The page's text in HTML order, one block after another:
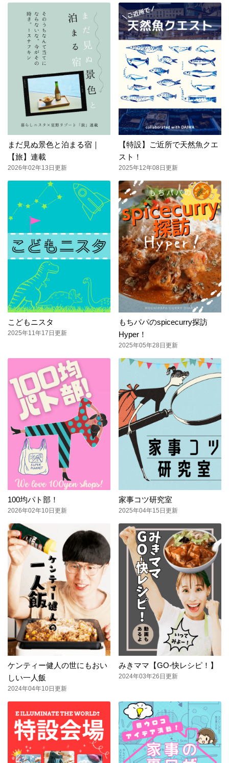
まだ見ぬ景色と泊まる宿｜
【旅】連載
2026年02年13日更新
【特設】ご近所で天然魚クエ
スト！
2025年12年08日更新
こどもニスタ
2025年11年17日更新
もちパパのspicecurry探訪
Hyper！
2025年05年28日更新
100均パト部！
2026年02年10日更新
家事コツ研究室
2025年04年15日更新
ケンティー健人の世にもおい
しい一人飯
2024年04年10日更新
みきママ【GO-快レシピ！】
2024年03年26日更新